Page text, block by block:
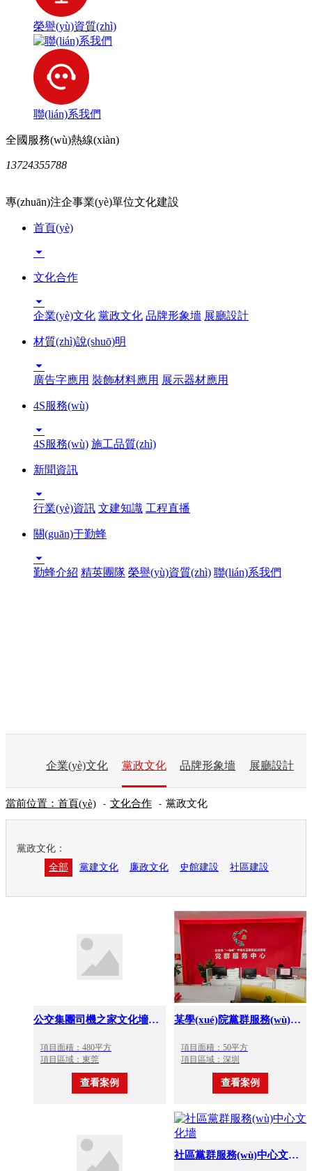
榮譽(yù)資質(zhì)
聯(lián)系我們
全國服務(wù)熱線(xiàn)
13724355788
專(zhuān)注企事業(yè)單位文化建設
首頁(yè)

文化合作

企業(yè)文化 黨政文化 品牌形象墻 展廳設計
材質(zhì)說(shuō)明

廣告字應用 裝飾材料應用 展示器材應用
4S服務(wù)

4S服務(wù) 施工品質(zhì)
新聞資訊

行業(yè)資訊 文建知識 工程直播
關(guān)于勤蜂

勤蜂介紹 精英團隊 榮譽(yù)資質(zhì) 聯(lián)系我們
企業(yè)文化 黨政文化 品牌形象墻 展廳設計
當前位置：首頁(yè) - 文化合作 - 黨政文化
黨政文化：
全部
黨建文化 廉政文化 史館建設 社區建設
公交集團司機之家文化墻設計
項目面積：480平方
項目區域：東莞
查看案例
某學(xué)院黨群服務(wù)中心文化墻
項目面積：50平方
項目區域：深圳
查看案例
社區黨群服務(wù)中心文化墻